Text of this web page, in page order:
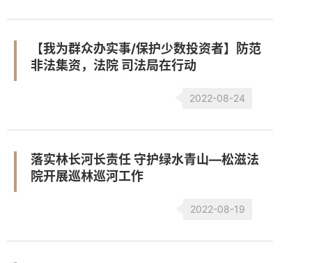
【我为群众办实事/保护少数投资者】防范
非法集资，法院 司法局在行动
2022-08-24
落实林长河长责任 守护绿水青山—松滋法
院开展巡林巡河工作
2022-08-19